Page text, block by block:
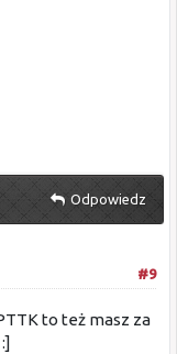
Odpowiedz
#9
to też masz za